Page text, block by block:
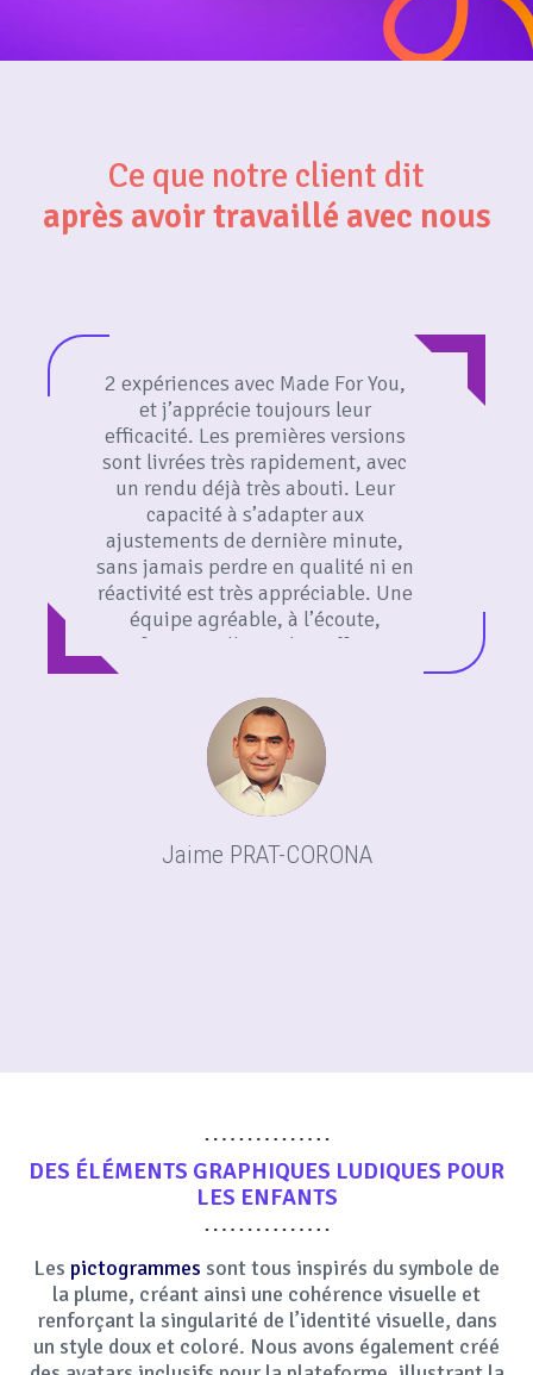
Ce que notre client dit
après avoir travaillé avec nous
2 expériences avec Made For You,
et j’apprécie toujours leur
efficacité. Les premières versions
sont livrées très rapidement, avec
un rendu déjà très abouti. Leur
capacité à s’adapter aux
ajustements de dernière minute,
sans jamais perdre en qualité ni en
réactivité est très appréciable. Une
équipe agréable, à l’écoute,
professionnelle et ultra efficace.
Jaime PRAT-CORONA
DES ÉLÉMENTS GRAPHIQUES LUDIQUES POUR
LES ENFANTS
Les pictogrammes sont tous inspirés du symbole de
la plume, créant ainsi une cohérence visuelle et
renforçant la singularité de l’identité visuelle, dans
un style doux et coloré. Nous avons également créé